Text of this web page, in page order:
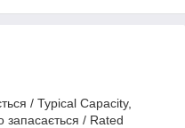
/ Typical Capacity,
запасається / Rated